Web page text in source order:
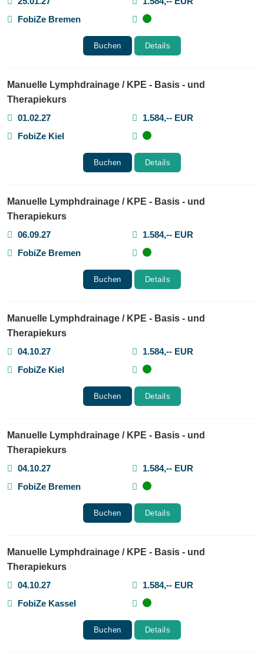
FobiZe Bremen
Buchen Details
Manuelle Lymphdrainage / KPE - Basis - und
Therapiekurs
01.02.27
1.584,-- EUR
FobiZe Kiel
Buchen Details
Manuelle Lymphdrainage / KPE - Basis - und
Therapiekurs
06.09.27
1.584,-- EUR
FobiZe Bremen
Buchen Details
Manuelle Lymphdrainage / KPE - Basis - und
Therapiekurs
04.10.27
1.584,-- EUR
FobiZe Kiel
Buchen Details
Manuelle Lymphdrainage / KPE - Basis - und
Therapiekurs
04.10.27
1.584,-- EUR
FobiZe Bremen
Buchen Details
Manuelle Lymphdrainage / KPE - Basis - und
Therapiekurs
04.10.27
1.584,-- EUR
FobiZe Kassel
Buchen Details